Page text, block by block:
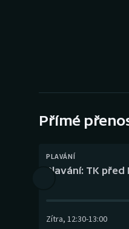
Přímé
PLAVÁNÍ
Plavání: TK před
Zítra, 12:30-13:00